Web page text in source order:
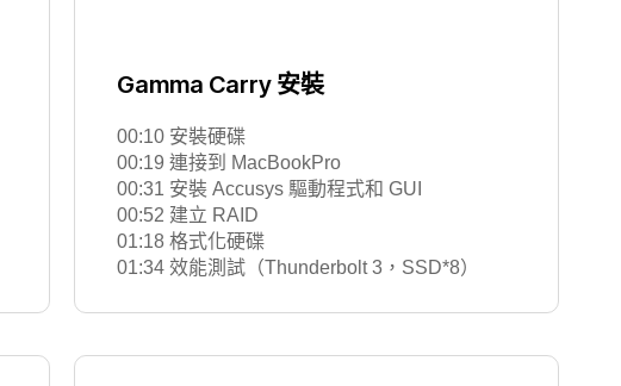
Gamma Carry 安裝
00:10 安裝硬碟
00:19 連接到 MacBookPro
00:31 安裝 Accusys 驅動程式和 GUI
00:52 建立 RAID
01:18 格式化硬碟
01:34 效能測試（Thunderbolt 3，SSD*8）